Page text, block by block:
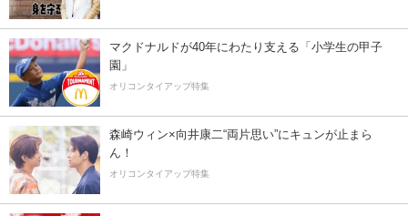
マクドナルドが40年にわたり支える「小学生の甲子
園」
オリコンタイアップ特集
森崎ウィン×向井康二“両片思い”にキュンが止まら
ん！
オリコンタイアップ特集